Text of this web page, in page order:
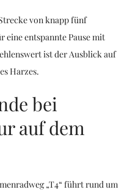
von knapp fünf
entspannte Pause mit
ist der Ausblick auf
Harzes.
bei
auf dem
„T4“ führt rund um